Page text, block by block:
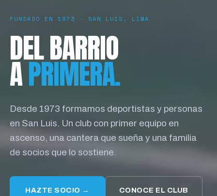
FUNDADO EN 1973 · SAN LUIS, LIMA
DEL BARRIO
APRIMERA.
Desde 1973 formamos deportistas y personas
en San Luis. Un club con primer equipo en
ascenso, una cantera que sueña y una familia
de socios que lo sostiene.
HAZTE SOCIO → CONOCE EL CLUB